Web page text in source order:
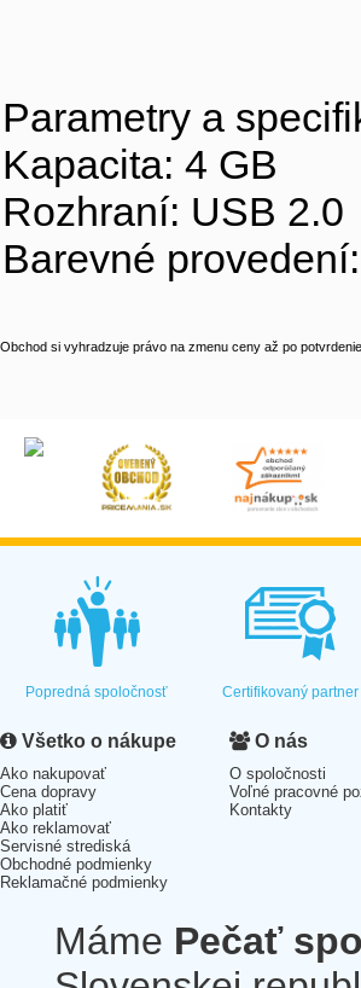
Parametry a
Kapacita: 4 GB
Rozhraní: USB 2.0
Barevné
Obchod si vyhradzuje právo na zmenu ceny až po
Popredná spoločnosť Certifikovaný partner
Všetko o nákupe
Ako nakupovať
Cena dopravy
Ako platiť
Ako reklamovať
Servisné strediská
Obchodné podmienky
Reklamačné podmienky
O nás
O spoločnosti
Voľné pracovné
Kontakty
Máme Pečať